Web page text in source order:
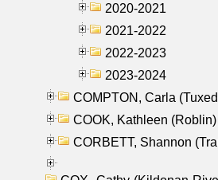
2020-2021
2021-2022
2022-2023
2023-2024
COMPTON, Carla
COOK, Kathleen (Roblin)
CORBETT, Shannon